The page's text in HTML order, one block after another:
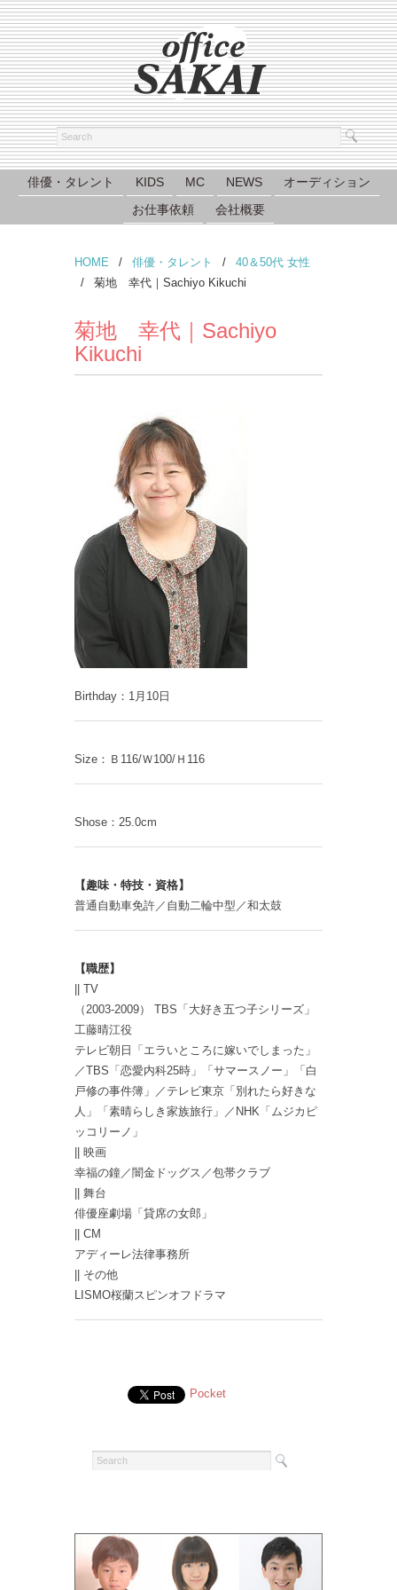
俳優・タレント KIDS MC NEWS
オーディション
お仕事依頼
会社概要
HOME / 俳優・タレント / 40＆50代 女性
/ 菊地 幸代｜Sachiyo Kikuchi
菊地 幸代｜Sachiyo
Kikuchi
Birthday：1月10日
Size：Ｂ116/Ｗ100/Ｈ116
Shose：25.0cm
【趣味・特技・資格】
普通自動車免許／自動二輪中型／和太鼓
【職歴】
|| TV
（2003-2009） TBS「大好き五つ子シリーズ」
工藤晴江役
テレビ朝日「エラいところに嫁いでしまった」
／TBS「恋愛内科25時」「サマースノー」「白
戸修の事件簿」／テレビ東京「別れたら好きな
人」「素晴らしき家族旅行」／NHK「ムジカピ
ッコリーノ」
|| 映画
幸福の鐘／闇金ドッグス／包帯クラブ
|| 舞台
俳優座劇場「貸席の女郎」
|| CM
アディーレ法律事務所
|| その他
LISMO桜蘭スピンオフドラマ
Pocket